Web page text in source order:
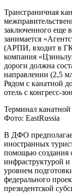
Трансграничная
заключенного еще
занимается
(АРПИ, входит в
компания
дороги должна
направлении (2,5
Рядом с канатной
отель с конгресс-
Терминал канатной
Фото: EastRussia
В ДФО
иностранных
помощью создания
инфраструктурой
уровнем
федерального
президентской